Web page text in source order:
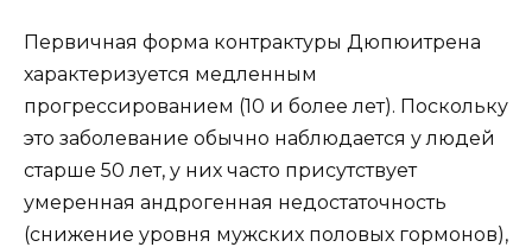
Первичная форма контрактуры Дюпюитрена
характеризуется медленным
прогрессированием (10 и более лет). Поскольку
это заболевание обычно наблюдается у людей
старше 50 лет, у них часто присутствует
умеренная андрогенная недостаточность
(снижение уровня мужских половых гормонов),